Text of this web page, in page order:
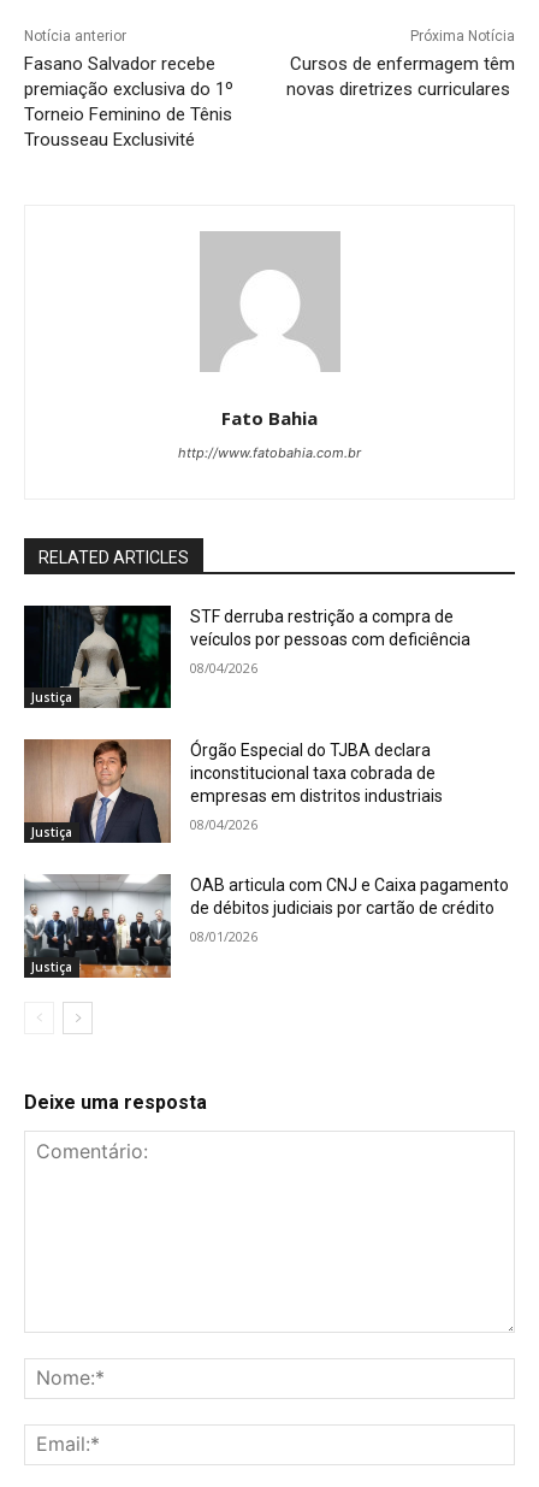
Notícia anterior
Fasano Salvador recebe
premiação exclusiva do 1º
Torneio Feminino de Tênis
Trousseau Exclusivité
Próxima Notícia
Cursos de enfermagem têm
novas diretrizes curriculares
Fato Bahia
http://www.fatobahia.com.br
RELATED ARTICLES
Justiça
STF derruba restrição a compra de
veículos por pessoas com deficiência
08/04/2026
Justiça
Órgão Especial do TJBA declara
inconstitucional taxa cobrada de
empresas em distritos industriais
08/04/2026
Justiça
OAB articula com CNJ e Caixa pagamento
de débitos judiciais por cartão de crédito
08/01/2026
Deixe uma resposta